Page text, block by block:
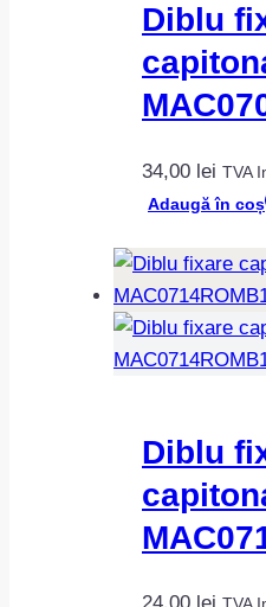
Diblu
34,00 lei TVA
Adaugă în coș
Diblu